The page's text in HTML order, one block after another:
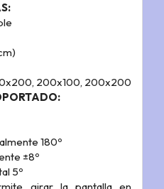
200x100, 200x200
180º
±8º
5º